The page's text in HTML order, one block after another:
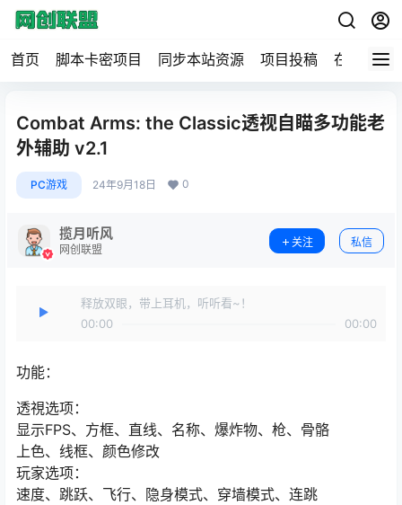
首页 脚本卡密项目 同步本站资源 项目投稿 在线工具
Combat Arms: the Classic透视自瞄多功能老
外辅助 v2.1
PC游戏 24年9月18日 0
揽月听风
网创联盟
关注 私信
释放双眼，带上耳机，听听看~！
00:00
00:00
功能：
透視选项：
显示FPS、方框、直线、名称、爆炸物、枪、骨骼
上色、线框、颜色修改
玩家选项：
速度、跳跃、飞行、隐身模式、穿墙模式、连跳